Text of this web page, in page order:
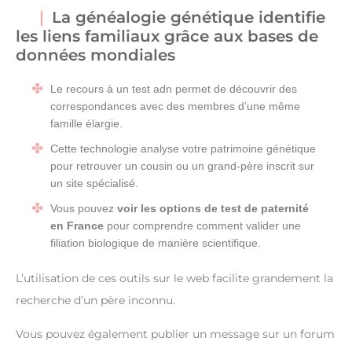
La généalogie génétique identifie
les liens familiaux grâce aux bases de
données mondiales
Le recours à un test adn permet de découvrir des
correspondances avec des membres d’une même
famille élargie.
Cette technologie analyse votre patrimoine génétique
pour retrouver un cousin ou un grand-père inscrit sur
un site spécialisé.
Vous pouvez voir les options de test de paternité
en France pour comprendre comment valider une
filiation biologique de manière scientifique.
L’utilisation de ces outils sur le web facilite grandement la
recherche d’un père inconnu.
Vous pouvez également publier un message sur un forum